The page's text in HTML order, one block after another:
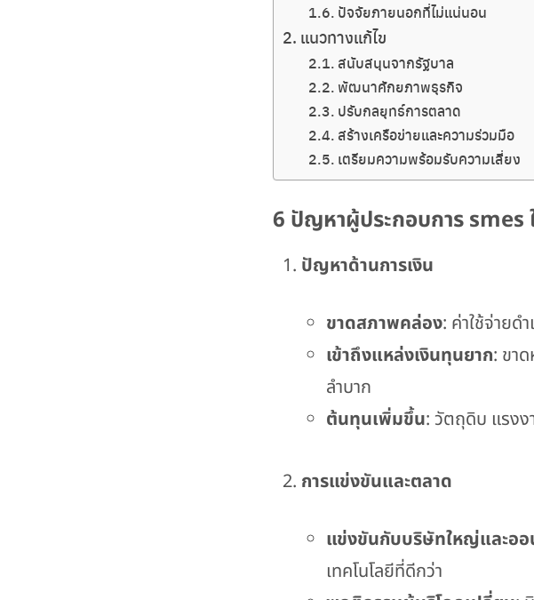
ปัจจัยภายนอกที่ไม่แน่นอน
แนวทางแก้ไข
สนับสนุนจากรัฐบาล
พัฒนาศักยภาพธุรกิจ
ปรับกลยุทธ์การตลาด
สร้างเครือข่ายและความร่วมมือ
เตรียมความพร้อมรับความเสี่ยง
6 ปัญหาผู้ประกอบการ smes
ปัญหาด้านการเงิน
ขาดสภาพคล่อง: ค่าใช้จ่าย
เข้าถึงแหล่งเงินทุนยาก: ขา
ลำบาก
ต้นทุนเพิ่มขึ้น: วัตถุดิบ แรงง
การแข่งขันและตลาด
แข่งขันกับบริษัทใหญ่และออ
เทคโนโลยีที่ดีกว่า